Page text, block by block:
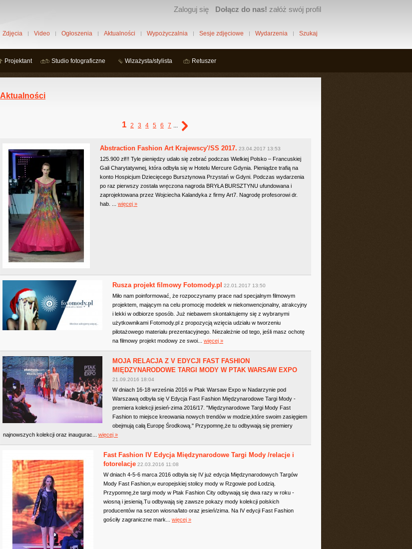
Zaloguj się Dołącz do nas! załóż swój profil
Zdjęcia Video Ogłoszenia Aktualności Wypożyczalnia Sesje zdjęciowe Wydarzenia Szukaj
Projektant Studio fotograficzne Wizażysta/stylista Retuszer
Aktualności
1 2 3 4 5 6 7 ...
Abstraction Fashion Art Krajewscy'/SS 2017. 23.04.2017 13:53
125.900 zł!!! Tyle pieniędzy udało się zebrać podczas Wielkiej Polsko – Francuskiej
Gali Charytatywnej, która odbyła się w Hotelu Mercure Gdynia. Pieniądze trafią na
konto Hospicjum Dziecięcego Bursztynowa Przystań w Gdyni. Podczas wydarzenia
po raz pierwszy została wręczona nagroda BRYŁA BURSZTYNU ufundowana i
zaprojektowana przez Wojciecha Kalandyka z firmy Art7. Nagrodę profesorowi dr.
hab. ... więcej »
Rusza projekt filmowy Fotomody.pl 22.01.2017 13:50
Miło nam poinformować, że rozpoczynamy prace nad specjalnym filmowym
projektem, mającym na celu promocję modelek w niekonwencjonalny, atrakcyjny
i lekki w odbiorze sposób. Już niebawem skontaktujemy się z wybranymi
użytkownikami Fotomody.pl z propozycją wzięcia udziału w tworzeniu
pilotażowego materiału prezentacyjnego. Niezależnie od tego, jeśli masz ochotę
na filmowy projekt modowy ze swoi... więcej »
MOJA RELACJA Z V EDYCJI FAST FASHION
MIĘDZYNARODOWE TARGI MODY W PTAK WARSAW EXPO
21.09.2016 18:04
W dniach 16-18 września 2016 w Ptak Warsaw Expo w Nadarzynie pod
Warszawą odbyła się V Edycja Fast Fashion Międzynarodowe Targi Mody -
premiera kolekcji jesień-zima 2016/17. "Międzynarodowe Targi Mody Fast
Fashion to miejsce kreowania nowych trendów w modzie,które swoim zasięgiem
obejmują całą Europę Środkową." Przypomnę,że tu odbywają się premiery
najnowszych kolekcji oraz inaugurac... więcej »
Fast Fashion IV Edycja Międzynarodowe Targi Mody /relacje i
fotorelacje 22.03.2016 11:08
W dniach 4-5-6 marca 2016 odbyła się IV już edycja Międzynarodowych Targów
Mody Fast Fashion,w europejskiej stolicy mody w Rzgowie pod Łodzią.
Przypomnę,że targi mody w Ptak Fashion City odbywają się dwa razy w roku -
wiosną i jesienią.Tu odbywają się zawsze pokazy mody kolekcji polskich
producentów na sezon wiosna/lato oraz jesień/zima. Na IV edycji Fast Fashion
gościły zagraniczne mark... więcej »